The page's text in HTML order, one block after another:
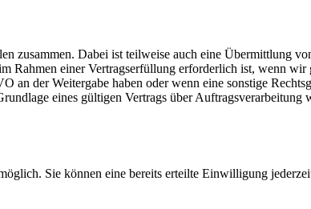
zusammen. Dabei ist teilweise auch eine Übermittlung
Rahmen einer Vertragserfüllung erforderlich ist, wenn
der Weitergabe haben oder wenn eine sonstige
eines gültigen Vertrags über
Sie können eine bereits erteilte Einwilligung